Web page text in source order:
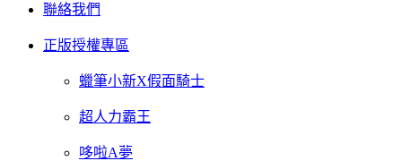
聯絡我們
正版授權專區
蠟筆小新X假面騎士
超人力霸王
哆啦A夢